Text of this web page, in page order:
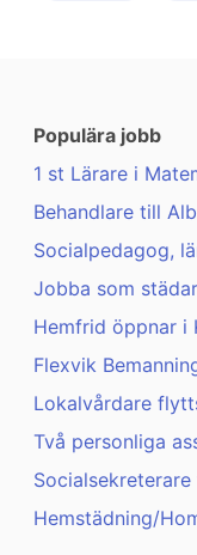
Populära jobb
1 st Lärare i
Behandlare till
Socialpedagog,
Jobba som
Hemfrid öppnar i
Flexvik
Lokalvårdare
Två personliga
Hemstädning/